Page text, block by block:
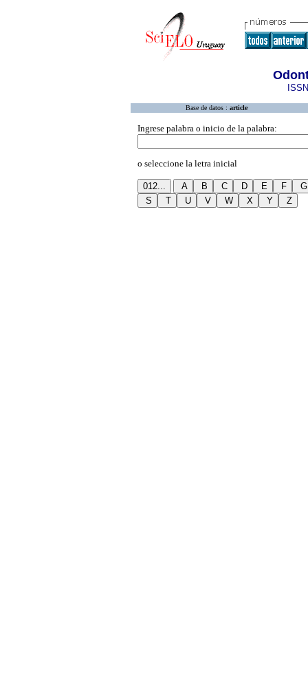
Base de datos : article
Ingrese palabra o inicio de la palabra:
o seleccione la letra inicial